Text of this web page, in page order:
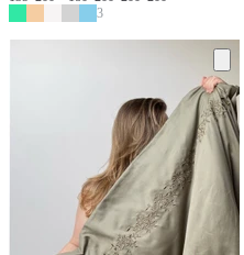
3